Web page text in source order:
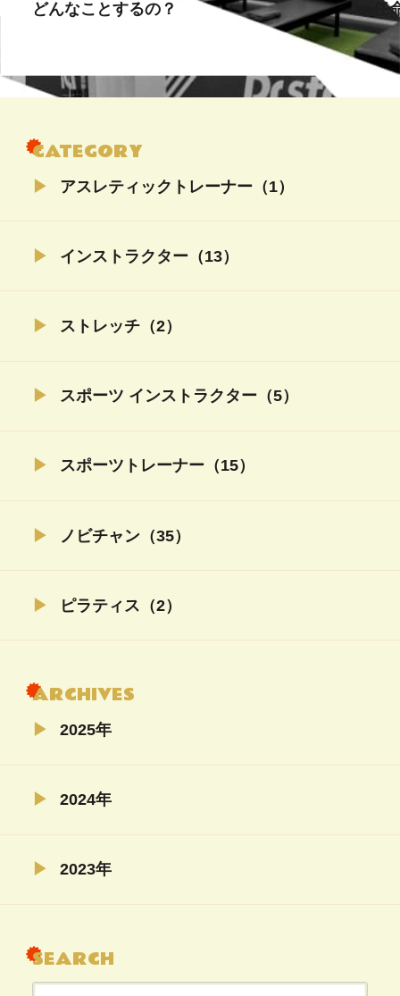
どんなことするの？ ー任
CATEGORY
アスレティックトレーナー（1）
インストラクター（13）
ストレッチ（2）
スポーツ インストラクター（5）
スポーツトレーナー（15）
ノビチャン（35）
ピラティス（2）
ARCHIVES
2025年
02月（4）
2024年
11月（5）
2023年
07月（6）
SEARCH